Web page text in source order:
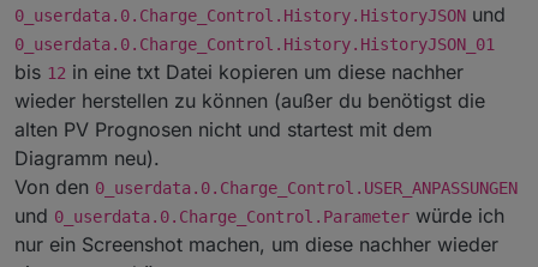
0_userdata.0.Charge_Control.History.HistoryJSON und
0_userdata.0.Charge_Control.History.HistoryJSON_01
bis 12 in eine txt Datei kopieren um diese nachher
wieder herstellen zu können (außer du benötigst die
alten PV Prognosen nicht und startest mit dem
Diagramm neu).
Von den 0_userdata.0.Charge_Control.USER_ANPASSUNGEN
und 0_userdata.0.Charge_Control.Parameter würde ich
nur ein Screenshot machen, um diese nachher wieder